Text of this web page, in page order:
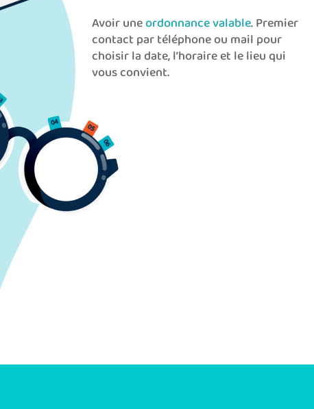
Avoir uneordonnance valable. Premier
contact par téléphone ou mail pour
choisir la date, l’horaire et le lieu qui
vous convient.